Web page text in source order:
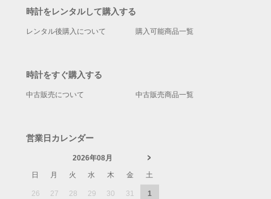
時計をレンタルして購入する
レンタル後購入について 購入可能商品一覧
時計をすぐ購入する
中古販売について 中古販売商品一覧
営業日カレンダー
2026年08月
日
月 火 水 木 金 土
26 27 28 29 30 31 1